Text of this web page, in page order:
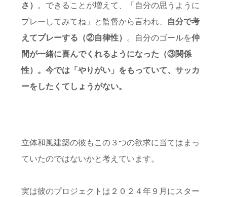
さ）
。できることが増えて、「自分の思うように
プレーしてみてね」と監督から言われ、
自分で考
えてプレーする（②自律性）
。自分のゴールを仲
間が一緒に喜んでくれるようになった（③関係
性）。今では「やりがい」をもっていて、サッカ
ーをしたくてしょうがない。
立体和風建築の彼もこの３つの欲求に当てはまっ
ていたのではないかと考えています。
実は彼のプロジェクトは２０２４年９月にスター